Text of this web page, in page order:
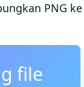
PNG
file